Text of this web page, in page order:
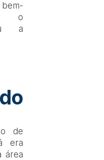
o
a
de
era
área